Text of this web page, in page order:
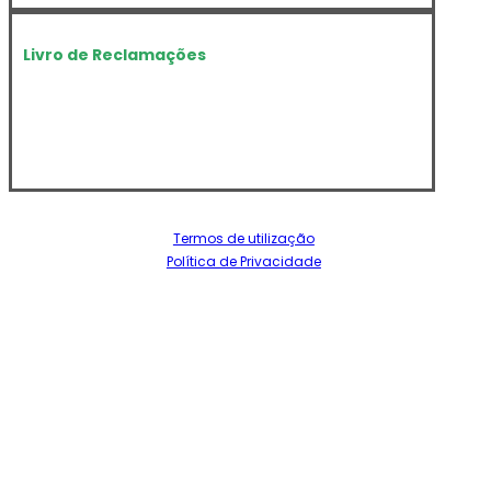
Livro de Reclamações
Termos de utilização
Política de Privacidade